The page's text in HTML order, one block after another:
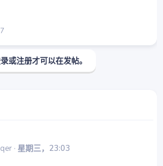
或注册才可以在发帖。
星期三，23:03